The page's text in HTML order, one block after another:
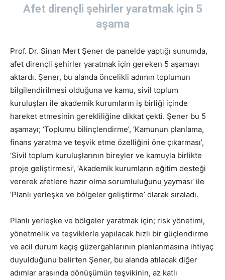
Afet dirençli şehirler yaratmak için 5
aşama
Prof. Dr. Sinan Mert Şener de panelde yaptığı sunumda,
afet dirençli şehirler yaratmak için gereken 5 aşamayı
aktardı. Şener, bu alanda öncelikli adımın toplumun
bilgilendirilmesi olduğuna ve kamu, sivil toplum
kuruluşları ile akademik kurumların iş birliği içinde
hareket etmesinin gerekliliğine dikkat çekti. Şener bu 5
aşamayı; ‘Toplumu bilinçlendirme’, ‘Kamunun planlama,
finans yaratma ve teşvik etme özelliğini öne çıkarması’,
‘Sivil toplum kuruluşlarının bireyler ve kamuyla birlikte
proje geliştirmesi’, ‘Akademik kurumların eğitim desteği
vererek afetlere hazır olma sorumluluğunu yayması’ ile
‘Planlı yerleşke ve bölgeler geliştirme’ olarak sıraladı.
Planlı yerleşke ve bölgeler yaratmak için; risk yönetimi,
yönetmelik ve teşviklerle yapılacak hızlı bir güçlendirme
ve acil durum kaçış güzergahlarının planlanmasına ihtiyaç
duyulduğunu belirten Şener, bu alanda atılacak diğer
adımlar arasında dönüşümün teşvikinin, az katlı